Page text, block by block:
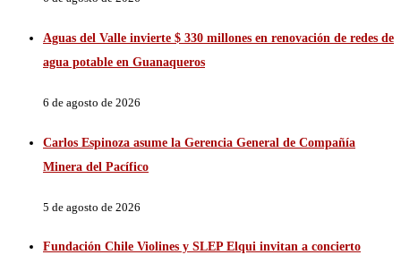
Aguas del Valle invierte $ 330 millones en renovación de redes de
agua potable en Guanaqueros
6 de agosto de 2026
Carlos Espinoza asume la Gerencia General de Compañía
Minera del Pacífico
5 de agosto de 2026
Fundación Chile Violines y SLEP Elqui invitan a concierto